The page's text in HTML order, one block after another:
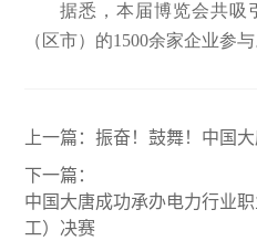
据悉，本届博览会共吸
（区市）的1500余家企业参与
上一篇：振奋！鼓舞！中国
下一篇：
中国大唐成功承办电力行业
工）决赛